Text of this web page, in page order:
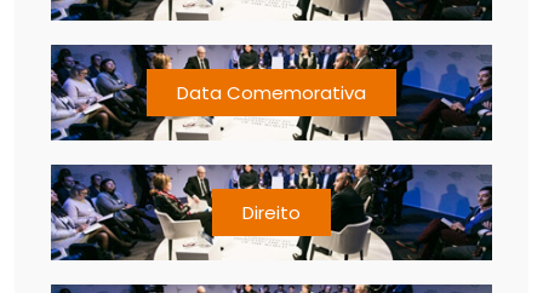
Data Comemorativa
Direito